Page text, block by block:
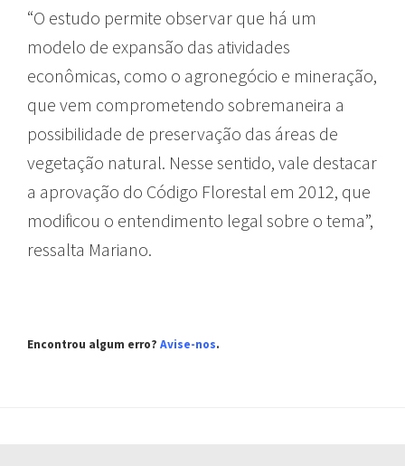
“O estudo permite observar que há um
modelo de expansão das atividades
econômicas, como o agronegócio e mineração,
que vem comprometendo sobremaneira a
possibilidade de preservação das áreas de
vegetação natural. Nesse sentido, vale destacar
a aprovação do Código Florestal em 2012, que
modificou o entendimento legal sobre o tema”,
ressalta Mariano.
Encontrou algum erro? Avise-nos.